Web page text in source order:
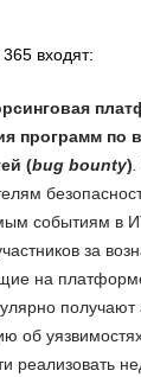
входят:
программ по
(bug bounty).
событиям в
за
на
получают
об
реализовать